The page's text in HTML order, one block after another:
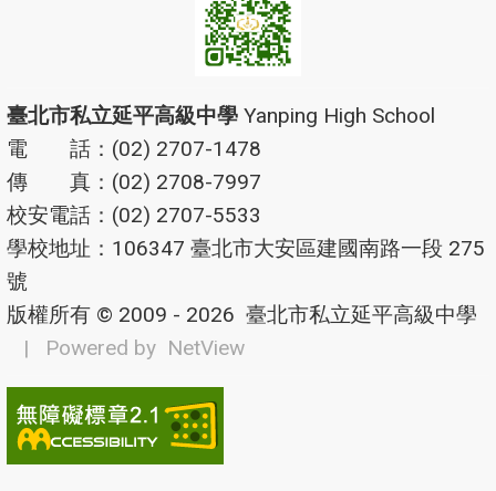
臺北市私立延平高級中學 Yanping High School
電 話：(02) 2707-1478
傳 真：(02) 2708-7997
校安電話：(02) 2707-5533
學校地址：106347 臺北市大安區建國南路一段 275
號
版權所有 © 2009 - 2026 臺北市私立延平高級中學
| Powered by NetView